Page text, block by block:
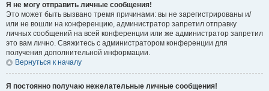
Я не могу отправить личные сообщения!
Это может быть вызвано тремя причинами: вы не зарегистрированы и/
или не вошли на конференцию, администратор запретил отправку
личных сообщений на всей конференции или же администратор запретил
это вам лично. Свяжитесь с администратором конференции для
получения дополнительной информации.
Вернуться к началу
Я постоянно получаю нежелательные личные сообщения!